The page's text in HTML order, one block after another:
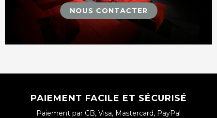
NOUS CONTACTER
PAIEMENT FACILE ET SÉCURISÉ
Paiement par CB, Visa, Mastercard, PayPal